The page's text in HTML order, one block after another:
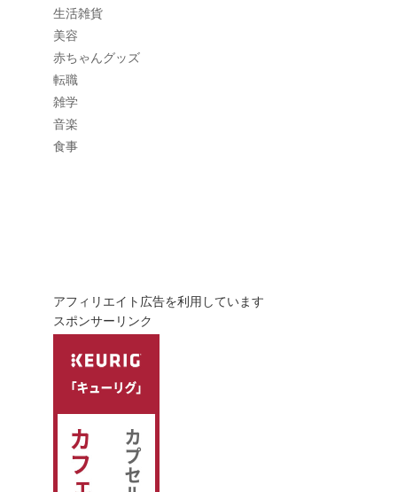
生活雑貨
美容
赤ちゃんグッズ
転職
雑学
音楽
食事
アフィリエイト広告を利用しています
スポンサーリンク